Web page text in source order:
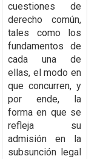
cuestiones de
derecho común,
tales como los
fundamentos de
cada una de
ellas, el modo en
que concurren, y
por ende, la
forma en que se
refleja su
admisión en la
subsunción legal